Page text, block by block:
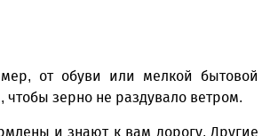
от обуви или мелкой бытовой
зерно не раздувало ветром.
и знают к вам дорогу. Другие